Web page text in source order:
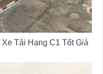
Tải Hạng C1 Tốt Giá